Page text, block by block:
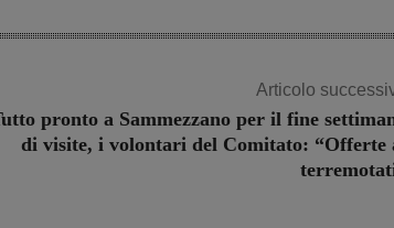
Articolo
pronto a Sammezzano per il fine
di visite, i volontari del Comitato: “Offerte